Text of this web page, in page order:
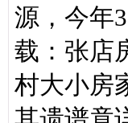
源，今年
载：张店
村大小房